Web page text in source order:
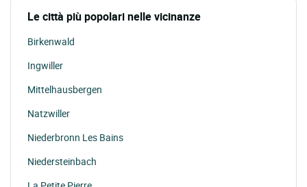
Le città più popolari nelle vicinanze
Birkenwald
Ingwiller
Mittelhausbergen
Natzwiller
Niederbronn Les Bains
Niedersteinbach